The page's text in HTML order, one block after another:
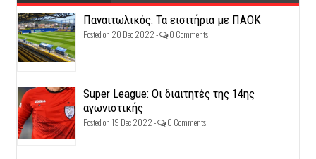
Παναιτωλικός: Τα εισιτήρια με ΠΑΟΚ
Posted on 20 Dec 2022 - 0 Comments
Super League: Οι διαιτητές της 14ης
αγωνιστικής
Posted on 19 Dec 2022 - 0 Comments